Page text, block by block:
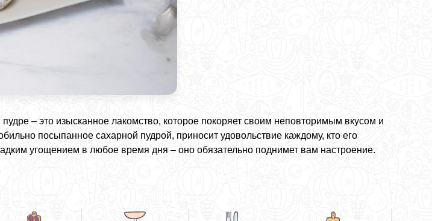
– это изысканное лакомство, которое покоряет своим неповторимым вкусом и
посыпанное сахарной пудрой, приносит удовольствие каждому, кто его
угощением в любое время дня – оно обязательно поднимет вам настроение.